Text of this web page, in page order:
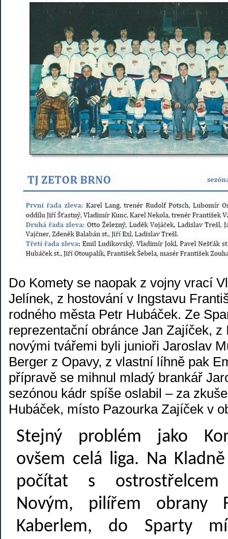
Do Komety se naopak z vojny vrací
Jelínek, z hostování v Ingstavu
rodného města Petr Hubáček. Ze
reprezentační obránce Jan Zajíček,
novými tvářemi byli junioři Jaroslav
Berger z Opavy, z vlastní líhně pak
přípravě se mihnul mladý brankář
sezónou kádr spíše oslabil – za
Hubáček, místo Pazourka Zajíček v
Stejný problém jako
ovšem celá liga. Na
počítat s ostrostřelcem
Novým, pilířem obrany
Kaberlem, do Sparty